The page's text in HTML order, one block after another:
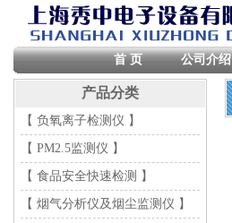
首 页 公司介绍
产品分类
【 负氧离子检测仪 】
【 PM2.5监测仪 】
【 食品安全快速检测 】
【 烟气分析仪及烟尘监测仪 】